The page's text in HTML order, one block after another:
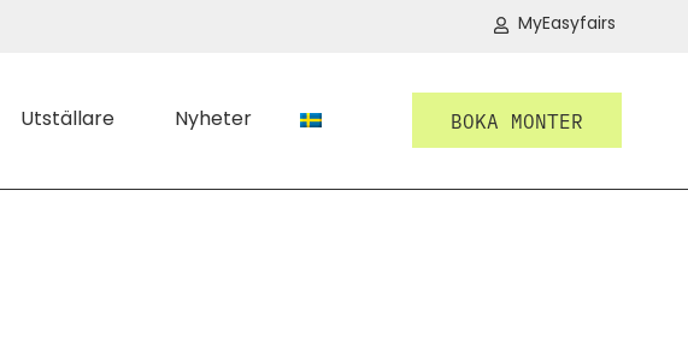
MyEasyfairs
Utställare Nyheter BOKA MONTER